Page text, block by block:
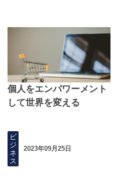
個人をエンパワーメント
して世界を変える
ビ
ジ
ネ
ス
2023年09月25日